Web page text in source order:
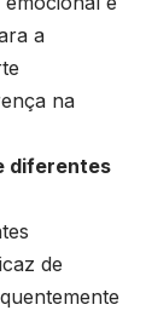
a
na
diferentes
de